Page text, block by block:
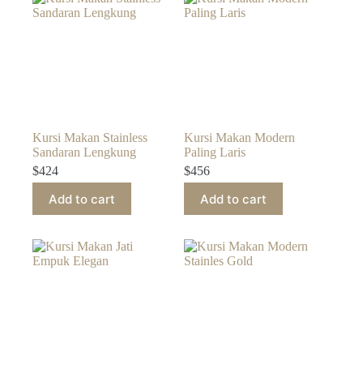
Kursi Makan Stainless
Sandaran Lengkung
$424
Add to cart
Kursi Makan Modern
Paling Laris
$456
Add to cart